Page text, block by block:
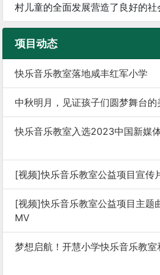
村儿童的全面发展营造了良好的社
项目动态
快乐音乐教室落地咸丰红军小学
中秋明月，见证孩子们圆梦舞台的
快乐音乐教室入选2023中国新媒
[视频]快乐音乐教室公益项目宣传
[视频]快乐音乐教室公益项目主题
MV
梦想启航！开慧小学快乐音乐教